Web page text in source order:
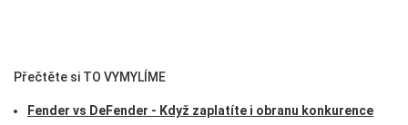
Přečtěte si TO VYMYLÍME
Fender vs DeFender - Když zaplatíte i obranu konkurence